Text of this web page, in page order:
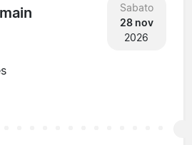
Sabato
28 nov
2026